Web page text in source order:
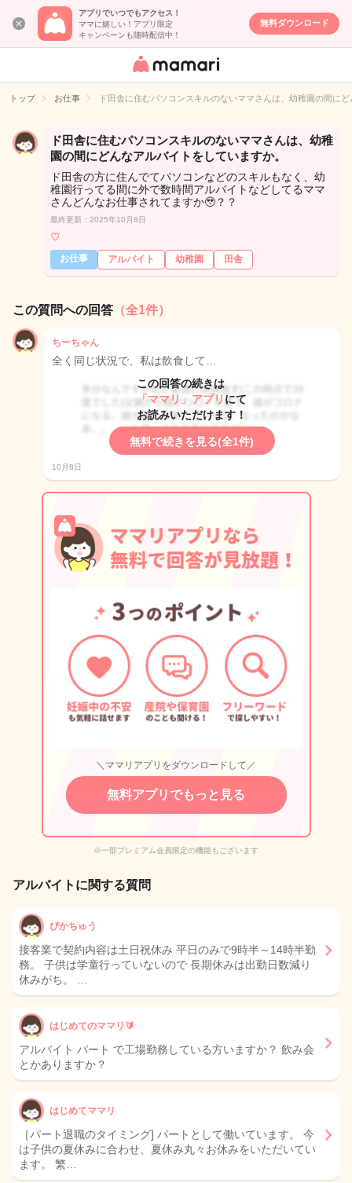
アプリでいつでもアクセス！
ママに嬉しい！アプリ限定
キャンペーンも随時配信中！
無料ダウンロード
女性専用匿名QA
イト
トップ お仕事 ド田舎に住むパソコンスキルのないママさんは、幼稚園の間に
ド田舎に住むパソコンスキルのないママさんは、幼稚
園の間にどんなアルバイトをしていますか。
ド田舎の方に住んでてパソコンなどのスキルもなく、幼
稚園行ってる間に外で数時間アルバイトなどしてるママ
さんどんなお仕事されてますか🥹‎？？
最終更新：2025年10月8日
♡
お仕事
アルバイト 幼稚園 田舎
この質問への回答 （全1件）
ちーちゃん
全く同じ状況で、私は飲食して…
この回答の続きは
「ママリ」アプリ にて
お読みいただけます！
無料で続きを見る(全1件)
10月8日
＼ママリアプリをダウンロードして／
無料アプリでもっと見る
※一部プレミアム会員限定の機能もございます
アルバイトに関する質問
ぴかちゅう
接客業で契約内容は土日祝休み 平日のみで9時半～14時半勤
務。 子供は学童行っていないので 長期休みは出勤日数減り
休みがち。 …
はじめてのママリ🔰
アルバイト パート で工場勤務している方いますか？ 飲み会
とかありますか？
はじめてママリ
［パート退職のタイミング] パートとして働いています。 今
は子供の夏休みに合わせ、夏休み丸々お休みをいただいてい
ます。 繁…